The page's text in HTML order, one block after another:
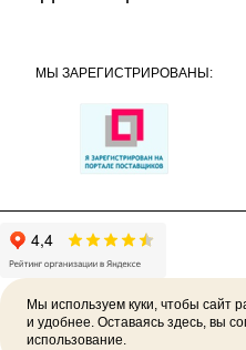
МЫ ЗАРЕГИСТРИРОВАНЫ:
2026 ©
Мы используем куки, чтобы сайт
и удобнее. Оставаясь здесь, вы
использование.